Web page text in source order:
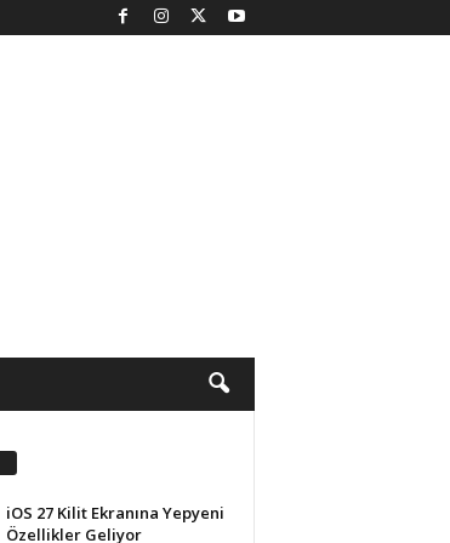
iOS 27 Kilit Ekranına Yepyeni
Özellikler Geliyor